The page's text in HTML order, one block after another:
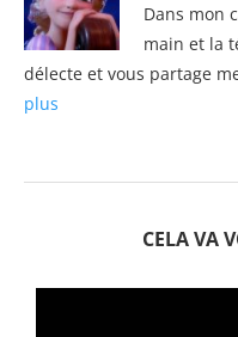
Dans mon
main et la
délecte et vous partage
plus
CELA VA